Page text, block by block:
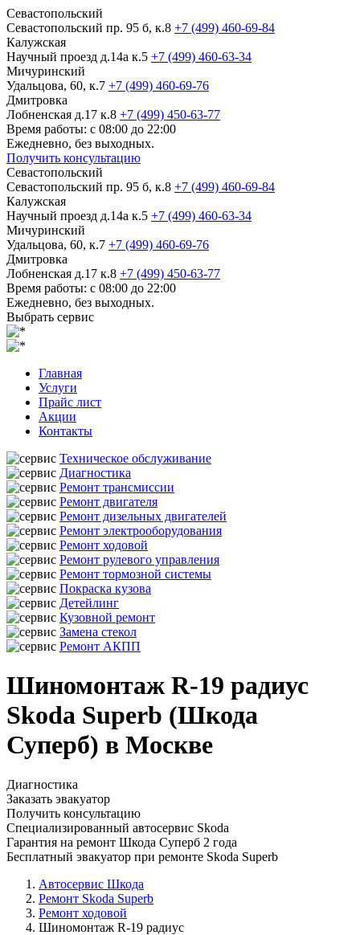
Севастопольский
Севастопольский пр. 95 б, к.8 +7 (499) 460-69-84
Калужская
Научный проезд д.14а к.5 +7 (499) 460-63-34
Мичуринский
Удальцова, 60, к.7 +7 (499) 460-69-76
Дмитровка
Лобненская д.17 к.8 +7 (499) 450-63-77
Время работы: с 08:00 до 22:00
Ежедневно, без выходных.
Получить консультацию
Севастопольский
Севастопольский пр. 95 б, к.8 +7 (499) 460-69-84
Калужская
Научный проезд д.14а к.5 +7 (499) 460-63-34
Мичуринский
Удальцова, 60, к.7 +7 (499) 460-69-76
Дмитровка
Лобненская д.17 к.8 +7 (499) 450-63-77
Время работы: с 08:00 до 22:00
Ежедневно, без выходных.
Выбрать сервис
Главная
Услуги
Прайс лист
Акции
Контакты
Техническое обслуживание
Диагностика
Ремонт трансмиссии
Ремонт двигателя
Ремонт дизельных двигателей
Ремонт электрооборудования
Ремонт ходовой
Ремонт рулевого управления
Ремонт тормозной системы
Покраска кузова
Детейлинг
Кузовной ремонт
Замена стекол
Ремонт АКПП
Шиномонтаж R-19 радиус
Skoda Superb (Шкода
Суперб) в Москве
Диагностика
Заказать эвакуатор
Получить консультацию
Специализированный автосервис Skoda
Гарантия на ремонт Шкода Суперб 2 года
Бесплатный эвакуатор при ремонте Skoda Superb
Автосервис Шкода
Ремонт Skoda Superb
Ремонт ходовой
Шиномонтаж R-19 радиус